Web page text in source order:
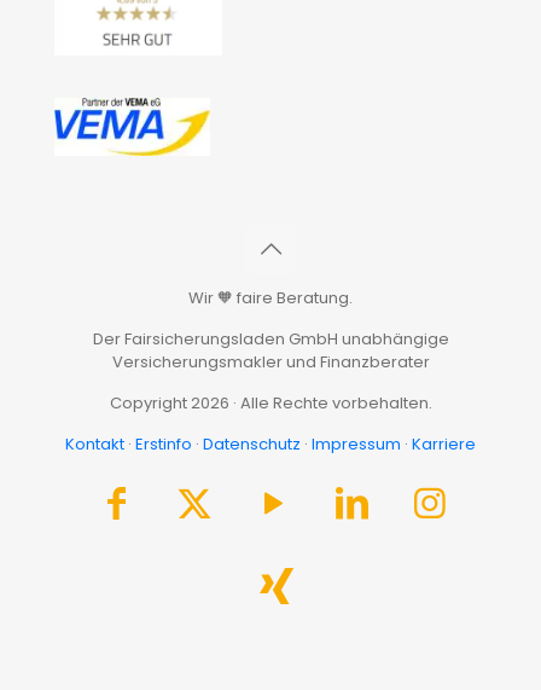
Wir 🧡 faire Beratung.
Der Fairsicherungsladen GmbH unabhängige
Versicherungsmakler und Finanzberater
Copyright 2026 · Alle Rechte vorbehalten.
Kontakt · Erstinfo · Datenschutz · Impressum · Karriere